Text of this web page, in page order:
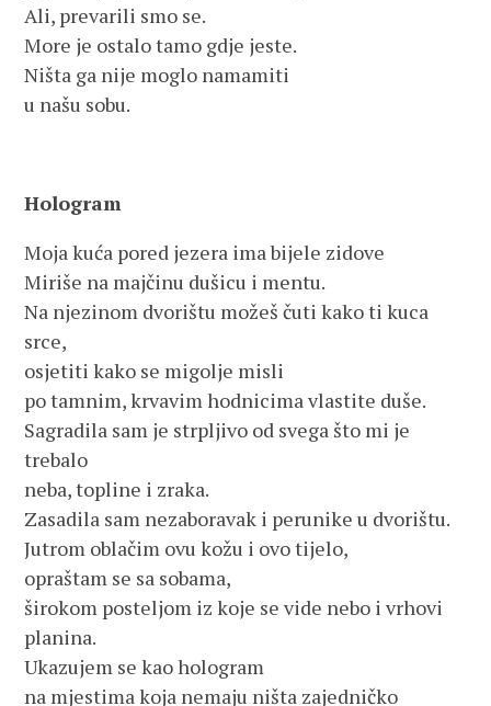
Ali, prevarili smo se.
More je ostalo tamo gdje jeste.
Ništa ga nije moglo namamiti
u našu sobu.
Hologram
Moja kuća pored jezera ima bijele zidove
Miriše na majčinu dušicu i mentu.
Na njezinom dvorištu možeš čuti kako ti kuca
srce,
osjetiti kako se migolje misli
po tamnim, krvavim hodnicima vlastite duše.
Sagradila sam je strpljivo od svega što mi je
trebalo
neba, topline i zraka.
Zasadila sam nezaboravak i perunike u dvorištu.
Jutrom oblačim ovu kožu i ovo tijelo,
opraštam se sa sobama,
širokom posteljom iz koje se vide nebo i vrhovi
planina.
Ukazujem se kao hologram
na mjestima koja nemaju ništa zajedničko